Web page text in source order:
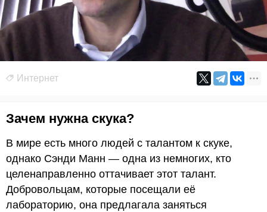
Интернет
Зачем нужна скука?
В мире есть много людей с талантом к скуке,
однако Сэнди Манн — одна из немногих, кто
целенаправленно оттачивает этот талант.
Добровольцам, которые посещали её
лабораторию, она предлагала заняться